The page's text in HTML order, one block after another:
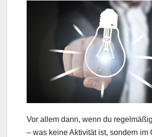
Vor allem dann, wenn du
– was keine Aktivität ist, sondern im